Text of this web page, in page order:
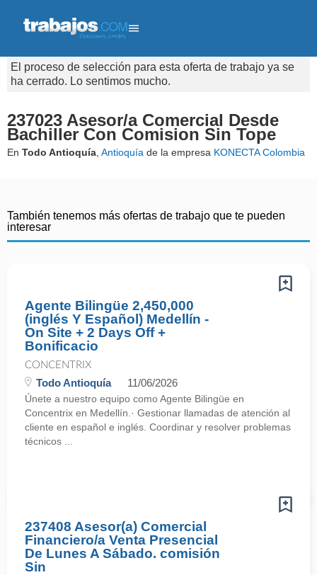
El proceso de selección para esta oferta de trabajo ya se
ha cerrado. Lo sentimos mucho.
237023 Asesor/a Comercial Desde
Bachiller Con Comision Sin Tope
En Todo Antioquía Antioquía de la empresa KONECTA Colombia
También tenemos más ofertas de trabajo que te pueden
interesar
Agente Bilingüe 2,450,000
(inglés Y Español) Medellín -
On Site + 2 Days Off +
Bonificacio
CONCENTRIX
Todo Antioquía 11/06/2026
Únete a nuestro equipo como Agente Bilingüe en
Concentrix en Medellín.· Gestionar llamadas de atención al
cliente en español e inglés. Coordinar y resolver problemas
técnicos ...
237408 Asesor(a) Comercial
Financiero/a Venta Presencial
De Lunes A Sábado. comisión
Sin